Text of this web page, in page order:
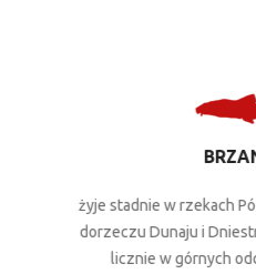
to ryba bardzo
Wymaga nęcenia przy
Dobre łowiska to